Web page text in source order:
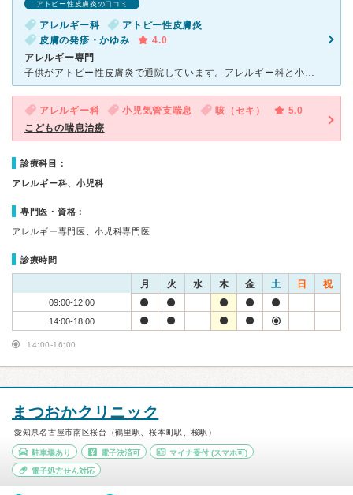
アトピー性皮膚炎の口コミ
アレルギー科
アトピー性皮膚炎
皮膚の発疹・かゆみ
4.0
アレルギー専門
子供がアトピー性皮膚炎で通院しています。アレルギー科と小児科の時間がしっかり区切られているので、何か風邪などうつされる心配もなく安心しています。小児科は予約がうまっていることがほとんどなので、突然の発
アレルギー科 小児気管支喘息 咳（セキ）
5.0
こどもの喘息治療
診療科目：
アレルギー科、小児科
専門医・資格：
アレルギー専門医、小児科専門医
診療時間
月 火 水 木 金 土 日 祝
09:00-12:00
14:00-18:00
14:00-16:00
まつおかクリニック
愛知県名古屋市南区桜台（鶴里駅、桜本町駅、桜駅）
駐車場あり 電子決済可 マイナ受付 (スマホ可)
電子処方せん対応